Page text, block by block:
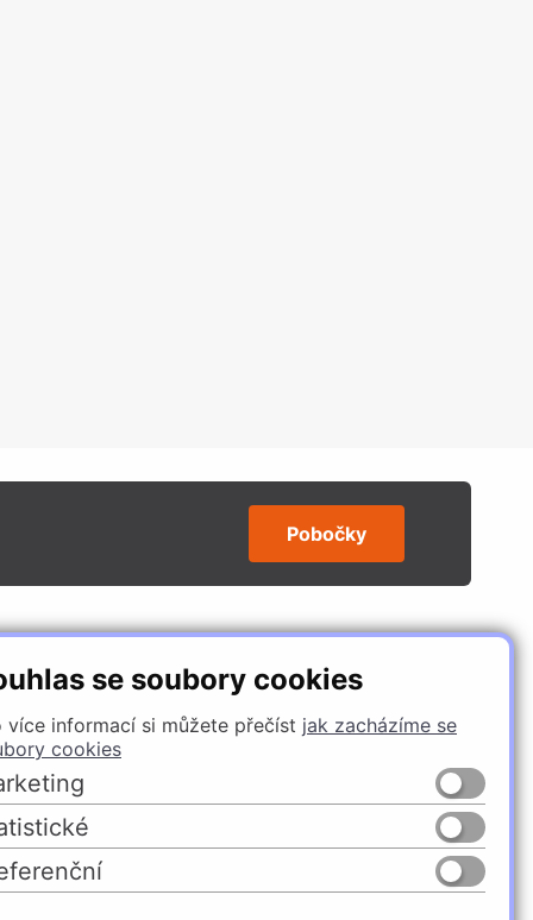
se soubory cookies
více informací si můžete přečíst jak zacházíme se
cookies
Pobočky
SLEDUJTE NÁS
Česko Slovensko